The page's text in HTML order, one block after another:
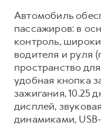
Автомобиль
пассажиров: в
контроль,
водителя и руля
пространство
удобная кнопка
зажигания,
дисплей,
динамиками,